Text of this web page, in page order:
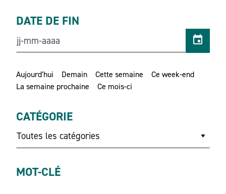
Aujourd'hui Demain Cette semaine
Ce week-end
La semaine prochaine
Ce mois-ci
DATE DE FIN
CATÉGORIE
Toutes les catégories
MOT-CLÉ